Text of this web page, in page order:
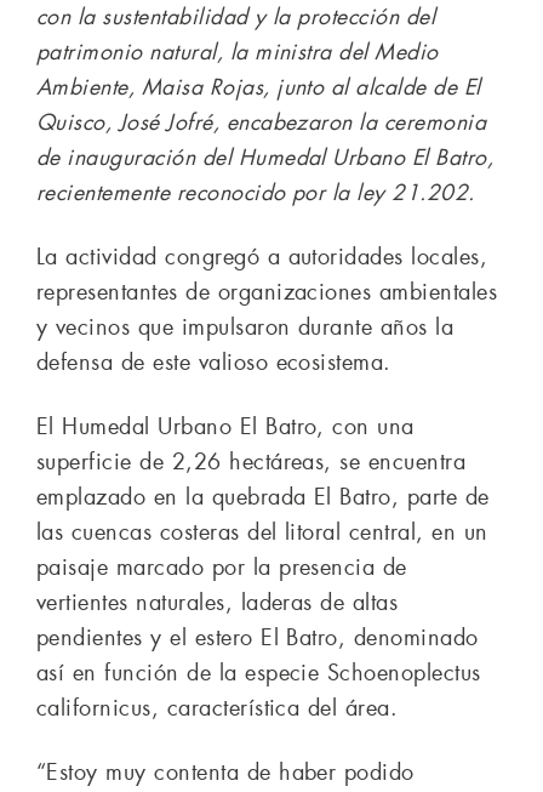
con la sustentabilidad y la protección del
patrimonio natural, la ministra del Medio
Ambiente, Maisa Rojas, junto al alcalde de El
Quisco, José Jofré, encabezaron la ceremonia
de inauguración del Humedal Urbano El Batro,
recientemente reconocido por la ley 21.202.
La actividad congregó a autoridades locales,
representantes de organizaciones ambientales
y vecinos que impulsaron durante años la
defensa de este valioso ecosistema.
El Humedal Urbano El Batro, con una
superficie de 2,26 hectáreas, se encuentra
emplazado en la quebrada El Batro, parte de
las cuencas costeras del litoral central, en un
paisaje marcado por la presencia de
vertientes naturales, laderas de altas
pendientes y el estero El Batro, denominado
así en función de la especie Schoenoplectus
californicus, característica del área.
“Estoy muy contenta de haber podido